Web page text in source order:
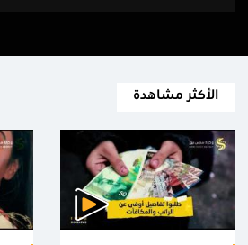
الأكثر مشاهدة